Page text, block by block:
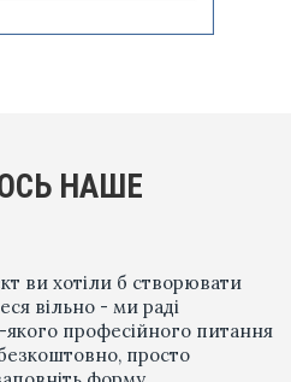
НАШЕ
ви хотіли б створювати
вільно - ми раді
якого професійного питання
просто